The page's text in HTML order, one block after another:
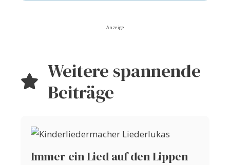
Anzeige
Weitere spannende
Beiträge
Immer ein Lied auf den Lippen